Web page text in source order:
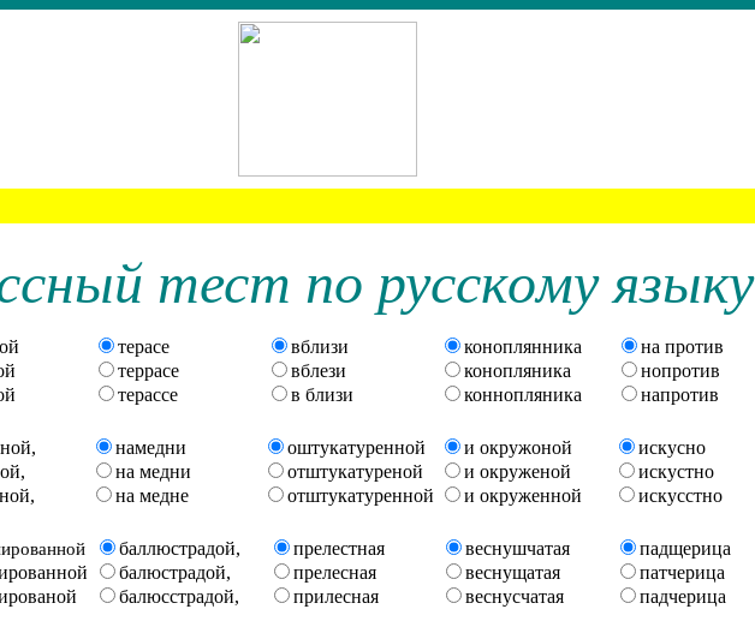
тест по русскому языку
терасе
террасе
терассе
вблизи
вблези
в близи
коноплянника
конопляника
коннопляника
на против
нопротив
напротив
,
,
,
намедни
на медни
на медне
оштукатуренной
отштукатуреной
отштукатуренной
и окружоной
и окруженой
и окруженной
искусно
искустно
искусстно
баллюстрадой,
балюстрадой,
балюсстрадой,
прелестная
прелесная
прилесная
веснушчатая
веснущатая
веснусчатая
падщерица
патчерица
падчерица